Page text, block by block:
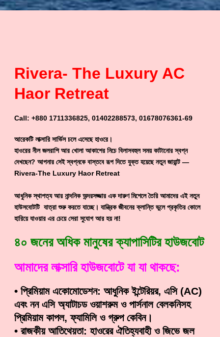
Rivera- The Luxury AC
Haor Retreat
Call: +880 1711336825, 01402288573, 01678076361-69
আরেকটি লাক্সারি সার্ভিস চলে এসেছে হাওরে।
হাওরের নীল জলরাশি আর খোলা আকাশের নিচে বিলাসবহুল সময় কাটানোর স্বপ্ন
দেখছেন? আপনার সেই স্বপ্নকে বাস্তবে রূপ দিতে যুক্ত হয়েছে নতুন জায়ান্ট —
Rivera-The Luxury Haor Retreat
আধুনিক স্থাপত্য আর নান্দনিক অন্দরসজ্জার এক দারুণ মিশেলে তৈরি আমাদের এই নতুন
হাউসবোটটি যাত্রা শুরু করতে যাচ্ছে। যান্ত্রিক জীবনের ক্লান্তি ভুলে প্রকৃতির কোলে
হারিয়ে যাওয়ার এর চেয়ে সেরা সুযোগ আর হয় না!
৪০ জনের অধিক মানুষের ক্যাপাসিটির হাউজবোট
আমাদের লাক্সারি হাউজবোটে যা যা থাকছে:
• প্রিমিয়াম একোমোডেশন: আধুনিক ইন্টেরিয়র, এসি (AC)
এবং নন এসি অ্যাটাচড ওয়াশরুম ও পার্সনাল বেলকনিসহ
প্রিমিয়াম কাপল, ফ্যামিলি ও গ্রুপ কেবিন।
• রাজকীয় আতিথেয়তা: হাওরের ঐতিহ্যবাহী ও জিভে জল